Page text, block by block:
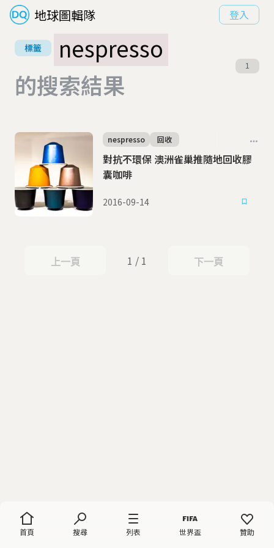
地球圖輯隊 登入
首頁 搜尋 列表 世界盃 贊助
標籤
nespresso
的搜索結果
1
對抗不環保 澳洲雀巢推隨地回收膠
囊咖啡
nespresso 回收
2016-09-14
上一頁
上一頁 1 / 1 下一頁
下一頁